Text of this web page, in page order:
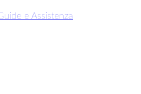
e Assistenza